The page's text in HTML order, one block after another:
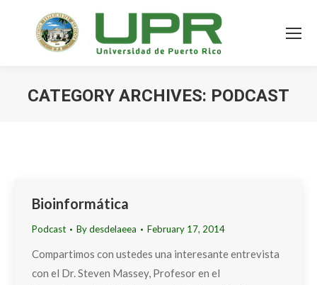
CATEGORY ARCHIVES: PODCAST
Bioinformática
Podcast Bydesdelaeea February 17, 2014
Compartimos con ustedes una interesante entrevista
con el Dr. Steven Massey, Profesor en el